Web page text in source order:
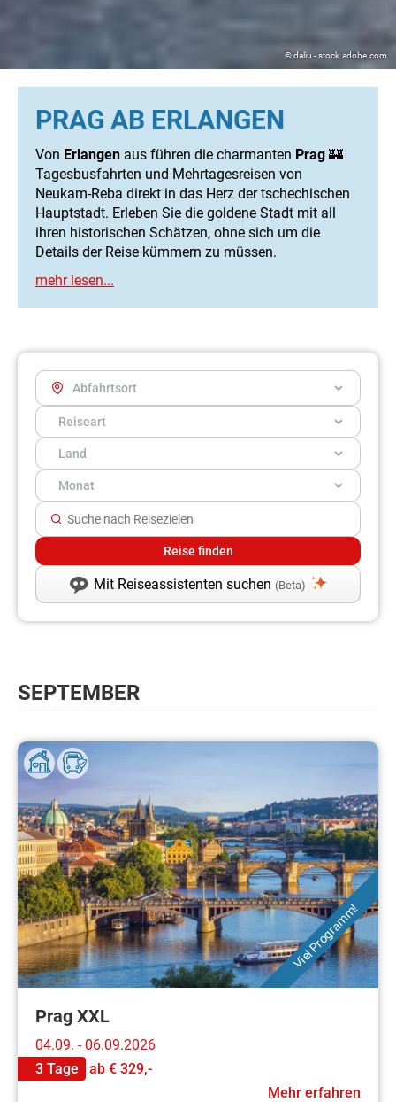
© daliu - stock.adobe.com
PRAG AB ERLANGEN
Von Erlangen aus führen die charmanten Prag 🏰
Tagesbusfahrten und Mehrtagesreisen von
Neukam-Reba direkt in das Herz der tschechischen
Hauptstadt. Erleben Sie die goldene Stadt mit all
ihren historischen Schätzen, ohne sich um die
Details der Reise kümmern zu müssen.
Mit Reiseassistenten suchen (Beta)
SEPTEMBER
Viel Programm!
Prag XXL
04.09. - 06.09.2026
3 Tage
ab € 329,-
Mehr erfahren